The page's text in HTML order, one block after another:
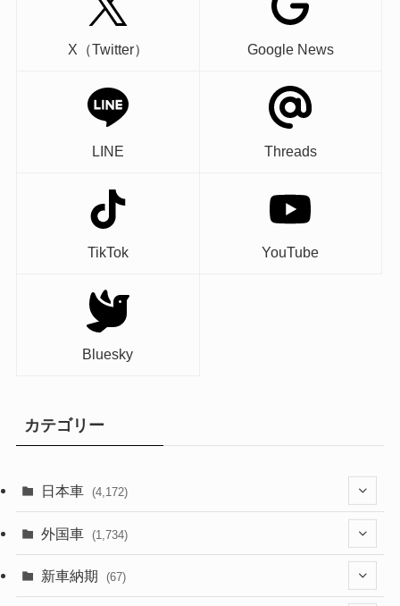
X（Twitter） Google News
LINE Threads
TikTok YouTube
Bluesky
カテゴリー
日本車 (4,172)
(1,321)
(329)
外国車 (1,734)
新車納期 (67)